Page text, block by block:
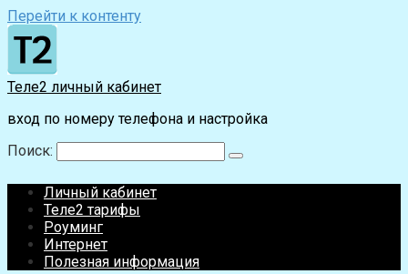
Перейти к контенту
Теле2 личный кабинет
вход по номеру телефона и настройка
Поиск:
Личный кабинет
Теле2 тарифы
Роуминг
Интернет
Полезная информация